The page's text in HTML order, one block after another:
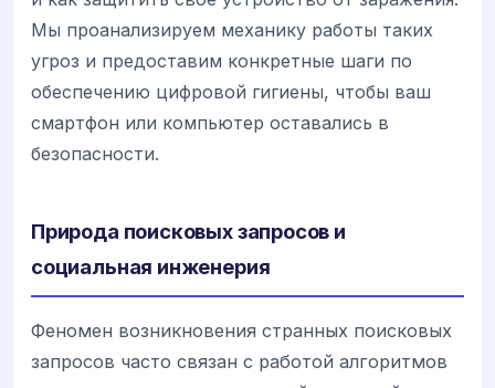
Мы проанализируем механику работы таких
угроз и предоставим конкретные шаги по
обеспечению цифровой гигиены, чтобы ваш
смартфон или компьютер оставались в
безопасности.
Природа поисковых запросов и
социальная инженерия
Феномен возникновения странных поисковых
запросов часто связан с работой алгоритмов